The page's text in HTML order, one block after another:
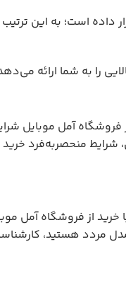
فروشگاه آمل موبایل
شرایط منحصربه‌فرد
از فروشگاه آمل
هستید،